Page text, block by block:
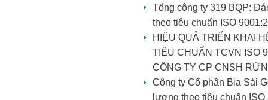
Tổng công ty 319 BQP:
theo tiêu chuẩn ISO
HIỆU QUẢ TRIỂN KHAI
TIÊU CHUẨN TCVN ISO
CÔNG TY CP CNSH
Công ty Cổ phần Bia Sài
lượng theo tiêu chuẩn ISO